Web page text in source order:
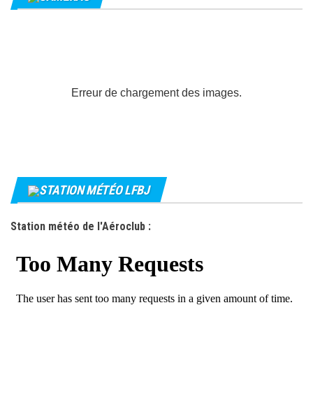
Erreur de chargement des images.
STATION MÉTÉO LFBJ
Station météo de l'Aéroclub :